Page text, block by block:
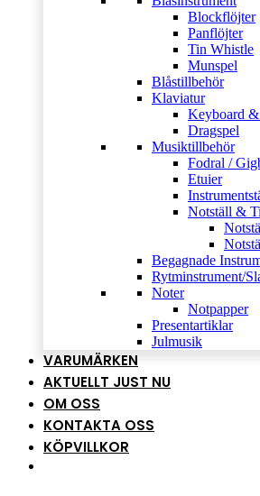
Blockflöjter
Panflöjter
Tin Whistle
Munspel
Blåstillbehör
Klaviatur
Keyboard
Dragspel
Musiktillbehör
Fodral /
Etuier
Notställ &
Begagnade
Rytminstrument/
Noter
Notpapper
Presentartiklar
Julmusik
VARUMÄRKEN
AKTUELLT JUST NU
OM OSS
KONTAKTA OSS
KÖPVILLKOR